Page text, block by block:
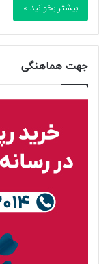
بیشتر بخوانید »
جهت هماهنگی